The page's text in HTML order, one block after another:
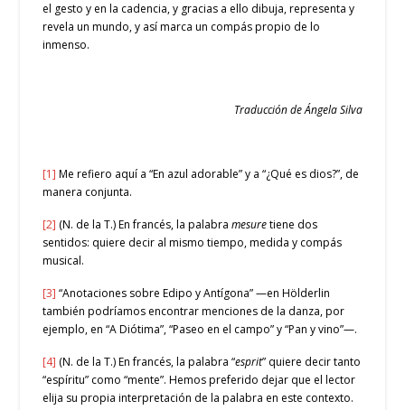
el gesto y en la cadencia, y gracias a ello dibuja, representa y
revela un mundo, y así marca un compás propio de lo
inmenso.
Traducción de Ángela Silva
[1] Me refiero aquí a “En azul adorable” y a “¿Qué es dios?”, de
manera conjunta.
[2] (N. de la T.) En francés, la palabramesuretiene dos
sentidos: quiere decir al mismo tiempo, medida y compás
musical.
[3] “Anotaciones sobre Edipo y Antígona” —en Hölderlin
también podríamos encontrar menciones de la danza, por
ejemplo, en “A Diótima”, “Paseo en el campo” y “Pan y vino”—.
[4] (N. de la T.) En francés, la palabra “esprit” quiere decir tanto
“espíritu” como “mente”. Hemos preferido dejar que el lector
elija su propia interpretación de la palabra en este contexto.